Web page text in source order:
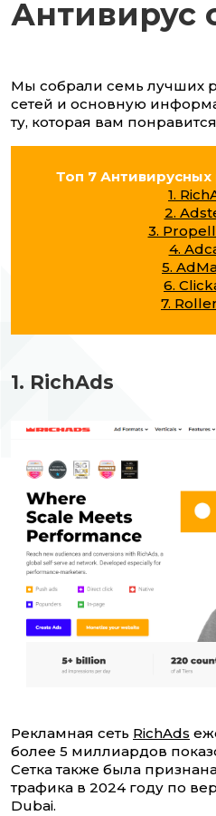
Антивирус
Мы собрали семь лучших
сетей и основную
ту, которая вам
Топ 7
1.
2.
3.
4.
5.
6.
7.
1. RichAds
Рекламная сеть RichAds
более 5 миллиардов
Сетка также была
трафика в 2024 году по
Dubai.